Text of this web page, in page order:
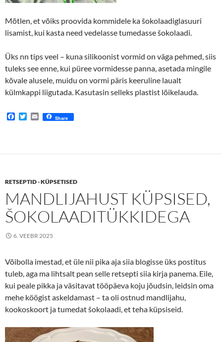
Mõtlen, et võiks proovida kommidele ka šokolaadiglasuuri
lisamist, kui kasta need vedelasse tumedasse šokolaadi.
Üks nn tips veel – kuna silikoonist vormid on väga pehmed, siis
tuleks see enne, kui püree vormidesse panna, asetada mingile
kõvale alusele, muidu on vormi päris keeruline laualt
külmkappi liigutada. Kasutasin selleks plastist lõikelauda.
F
o
T
e
E
m
Share
RETSEPTID - KÜPSETISED
MANDLIJAHUST KÜPSISED,
ŠOKOLAADITÜKKIDEGA
6. VEEBR 2025
Võibolla imestad, et üle nii pika aja siia blogisse üks postitus
tuleb, aga ma lihtsalt pean selle retsepti siia kirja panema. Eile,
kui peale pikka ja väsitavat tööpäeva koju jõudsin, leidsin oma
mehe köögist askeldamast – ta oli ostnud mandlijahu,
kookoskoort ja tumedat šokolaadi, et teha küpsiseid.